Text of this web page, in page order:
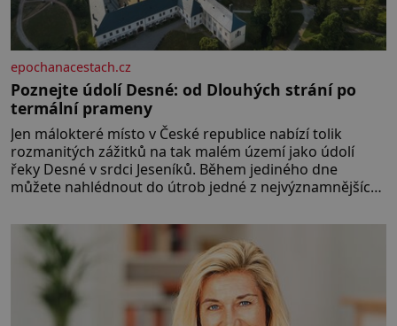
epochanacestach.cz
Poznejte údolí Desné: od Dlouhých strání po
termální prameny
Jen málokteré místo v České republice nabízí tolik
rozmanitých zážitků na tak malém území jako údolí
řeky Desné v srdci Jeseníků. Během jediného dne
můžete nahlédnout do útrob jedné z nejvýznamnějších
hřebeny, projet se na koloběžce a den zakončit
poznáváním památek ve Velkých Losinách nebo v
termálním